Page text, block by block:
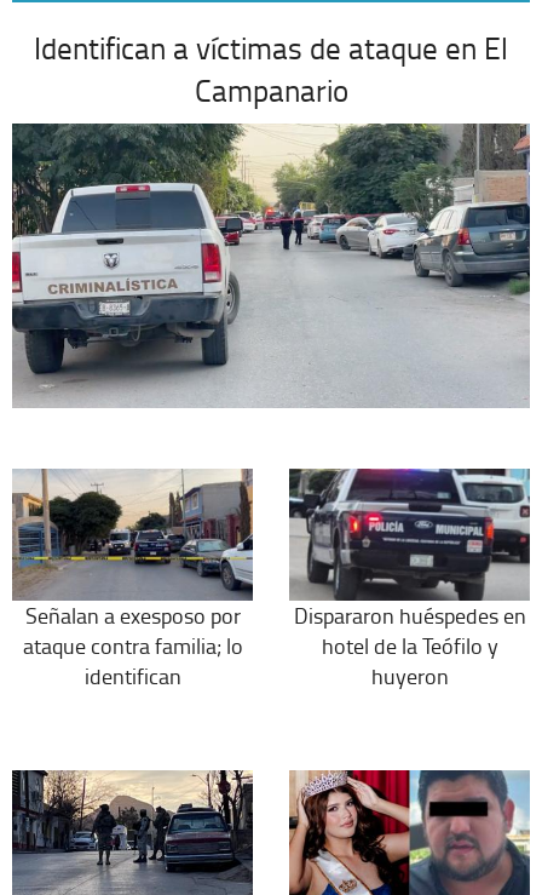
Identifican a víctimas de ataque en El
Campanario
Señalan a exesposo por
ataque contra familia; lo
identifican
Dispararon huéspedes en
hotel de la Teófilo y
huyeron